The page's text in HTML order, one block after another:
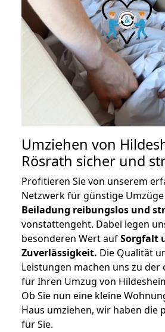
Umziehen von
Rösrath sicher und
Profitieren Sie von unserem
Netzwerk für günstige
Beiladung reibungslos und
vonstattengeht. Dabei legen
besonderen Wert aufSorgfalt
Zuverlässigkeit. Die Qualität
Leistungen machen uns zu der
für Ihren Umzug von
Ob Sie nun eine kleine
Haus umziehen, wir haben die
für Sie.